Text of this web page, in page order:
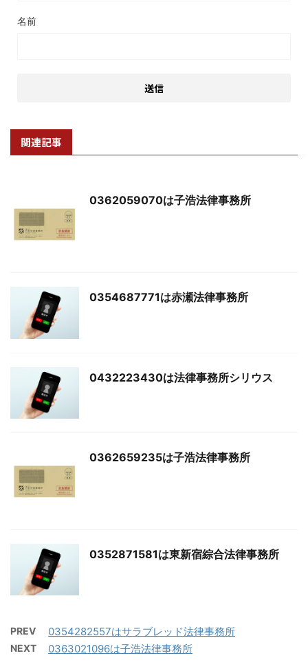
名前
関連記事
0362059070は子浩法律事務所
0354687771は赤瀬法律事務所
0432223430は法律事務所シリウス
0362659235は子浩法律事務所
0352871581は東新宿綜合法律事務所
PREV 0354282557はサラブレッド法律事務所
NEXT 0363021096は子浩法律事務所